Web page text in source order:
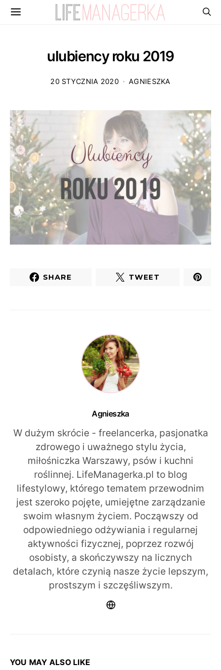
ulubiency roku 2019
20 STYCZNIA 2020 AGNIESZKA
SHARE TWEET
Agnieszka
W dużym skrócie - freelancerka, pasjonatka
zdrowego i uważnego stylu życia,
miłośniczka Warszawy, psów i kuchni
roślinnej. LifeManagerka.pl to blog
lifestylowy, którego tematem przewodnim
jest szeroko pojęte, umiejętne zarządzanie
swoim własnym życiem. Począwszy od
odpowiedniego odżywiania i regularnej
aktywności fizycznej, poprzez rozwój
osobisty, a skończywszy na licznych
detalach, które czynią nasze życie lepszym,
prostszym i szczęśliwszym.
YOU MAY ALSO LIKE